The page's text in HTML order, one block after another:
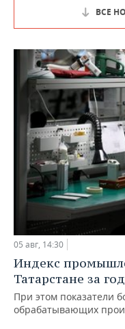
ВСЕ
05 авг, 14:30
Индекс
Татарстане за
При этом показатели
обрабатывающих